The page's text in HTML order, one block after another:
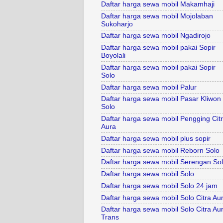
Daftar harga sewa mobil Makamhaji
Daftar harga sewa mobil Mojolaban
Sukoharjo
Daftar harga sewa mobil Ngadirojo
Daftar harga sewa mobil pakai Sopir
Boyolali
Daftar harga sewa mobil pakai Sopir
Solo
Daftar harga sewa mobil Palur
Daftar harga sewa mobil Pasar Kliwon
Solo
Daftar harga sewa mobil Pengging
Aura
Daftar harga sewa mobil plus sopir
Daftar harga sewa mobil Reborn Solo
Daftar harga sewa mobil Serengan
Daftar harga sewa mobil Solo
Daftar harga sewa mobil Solo 24 jam
Daftar harga sewa mobil Solo Citra
Daftar harga sewa mobil Solo Citra
Trans